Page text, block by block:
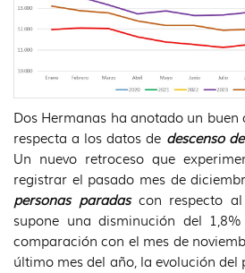
Dos Hermanas ha anotado un
respecta a los datos de descenso
Un nuevo retroceso que
registrar el pasado mes de
personas paradascon respecto
supone una disminución del
comparación con el mes de
último mes del año, la evolución del